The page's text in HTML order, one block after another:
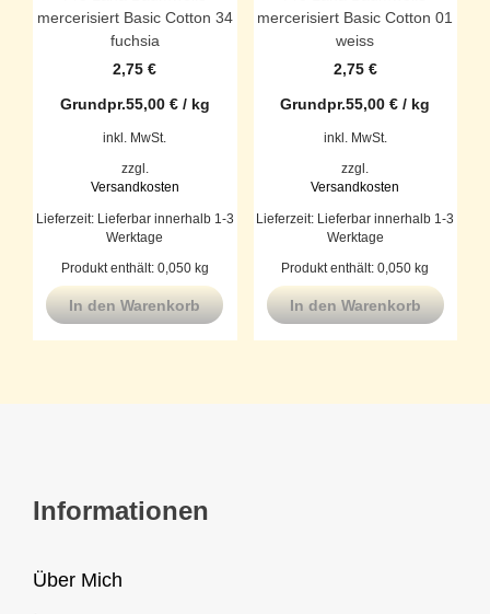
mercerisiert Basic Cotton 34
fuchsia
2,75€
Grundpr.55,00 €/ kg
inkl. MwSt.
zzgl.
Versandkosten
Lieferzeit: Lieferbar innerhalb 1-3
Werktage
Produkt enthält: 0,050 kg
In den Warenkorb
mercerisiert Basic Cotton 01
weiss
2,75 €
Grundpr.55,00€ / kg
inkl. MwSt.
zzgl.
Versandkosten
Lieferzeit: Lieferbar innerhalb 1-3
Werktage
Produkt enthält: 0,050kg
In den Warenkorb
Informationen
Über Mich